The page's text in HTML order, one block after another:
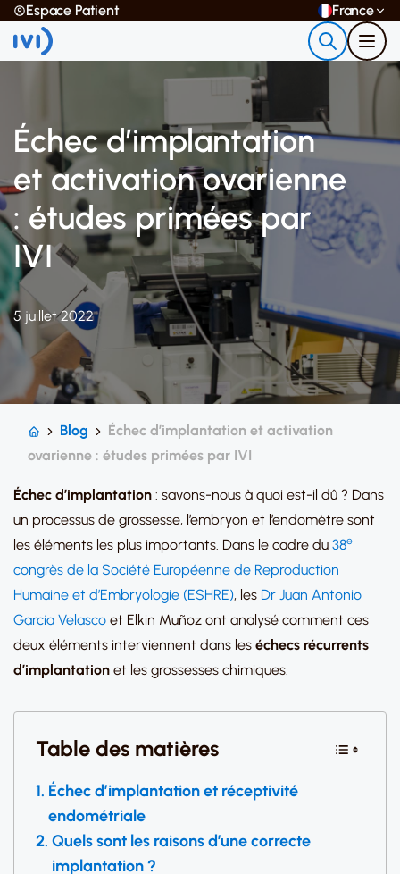
Espace Patient France
Échec d’implantation
et activation ovarienne
: études primées par
IVI
5 juillet 2022
Blog
Échec d’implantation et activation
ovarienne : études primées par IVI
Échec d’implantation : savons-nous à quoi est-il dû ? Dans
un processus de grossesse, l’embryon et l’endomètre sont
les éléments les plus importants. Dans le cadre du 38e
congrès de la Société Européenne de Reproduction
Humaine et d’Embryologie (ESHRE), les Dr Juan Antonio
García Velasco et Elkin Muñoz ont analysé comment ces
deux éléments interviennent dans les échecs récurrents
d’implantation et les grossesses chimiques.
Table des matières
Échec d’implantation et réceptivité
endométriale
Quels sont les raisons d’une correcte
implantation ?